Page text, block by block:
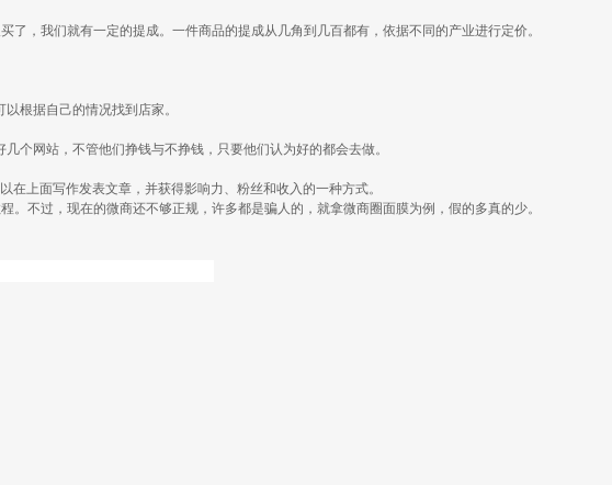
，我们就有一定的提成。一件商品的提成从几角到几百都有，依据不同的产业进行定价。
根据自己的情况找到店家。
个网站，不管他们挣钱与不挣钱，只要他们认为好的都会去做。
上面写作发表文章，并获得影响力、粉丝和收入的一种方式。
不过，现在的微商还不够正规，许多都是骗人的，就拿微商圈面膜为例，假的多真的少。